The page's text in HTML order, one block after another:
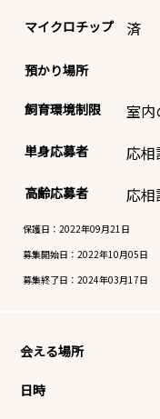
マイクロチップ 済
預かり場所
飼育環境制限 室内
単身応募者 応相
高齢応募者 応相
保護日：2022年09月21日
募集開始日： 2022年10月05日
募集終了日： 2024年03月17日
会える場所
日時